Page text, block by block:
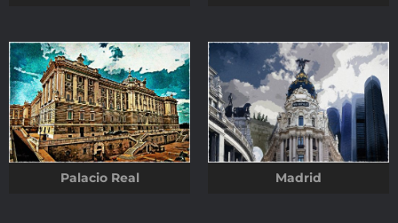
Palacio Real Madrid